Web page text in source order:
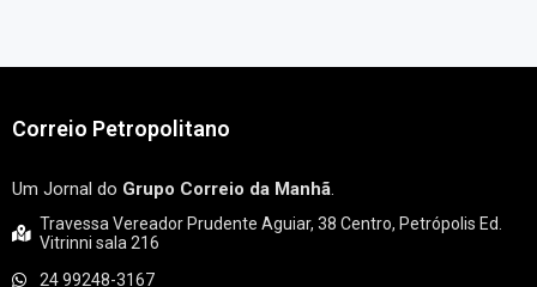
Correio Petropolitano
Um Jornal do Grupo Correio da Manhã.
Travessa Vereador Prudente Aguiar, 38 Centro, Petrópolis Ed.
Vitrinni sala 216
24 99248-3167